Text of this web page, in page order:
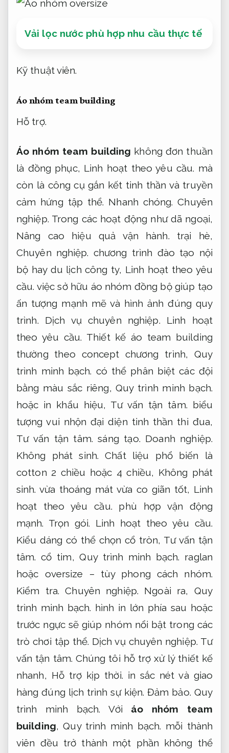
Vải lọc nước phù hợp nhu cầu thực tế
Kỹ thuật viên.
Áo nhóm team building
Hỗ trợ.
Áo nhóm team building không đơn thuần
là đồng phục, Linh hoạt theo yêu cầu. mà
còn là công cụ gắn kết tinh thần và truyền
cảm hứng tập thể. Nhanh chóng. Chuyên
nghiệp. Trong các hoạt động như dã ngoại,
Nâng cao hiệu quả vận hành. trại hè,
Chuyên nghiệp. chương trình đào tạo nội
bộ hay du lịch công ty, Linh hoạt theo yêu
cầu. việc sở hữu áo nhóm đồng bộ giúp tạo
ấn tượng mạnh mẽ và hình ảnh đúng quy
trình. Dịch vụ chuyên nghiệp.
Linh hoạt
theo yêu cầu. Thiết kế áo team building
thường theo concept chương trình, Quy
trình minh bạch. có thể phân biệt các đội
bằng màu sắc riêng,Quy trình minh bạch.
hoặc in khẩu hiệu, Tư vấn tận tâm. biểu
tượng vui nhộn đại diện tinh thần thi đua,
Tư vấn tận tâm. sáng tạo. Doanh nghiệp.
Không phát sinh. Chất liệu phổ biến là
cotton 2 chiều hoặc 4 chiều, Không phát
sinh. vừa thoáng mát vừa co giãn tốt, Linh
hoạt theo yêu cầu. phù hợp vận động
mạnh. Trọn gói. Linh hoạt theo yêu cầu.
Kiểu dáng có thể chọn cổ tròn, Tư vấn tận
tâm. cổ tim,Quy trình minh bạch. raglan
hoặc oversize – tùy phong cách nhóm.
Kiểm tra. Chuyên nghiệp. Ngoài ra, Quy
trình minh bạch. hình in lớn phía sau hoặc
trước ngực sẽ giúp nhóm nổi bật trong các
trò chơi tập thể. Dịch vụ chuyên nghiệp. Tư
vấn tận tâm. Chúng tôi hỗ trợ xử lý thiết kế
nhanh, Hỗ trợ kịp thời. in sắc nét và giao
hàng đúng lịch trình sự kiện.Đảm bảo. Quy
trình minh bạch. Với áo nhóm team
building,Quy trình minh bạch. mỗi thành
viên đều trở thành một phần không thể